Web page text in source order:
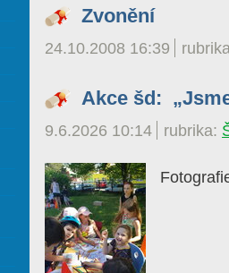
Zvonění
24.10.2008 16:39
Akce šd:
9.6.2026 10:14 rubrika: